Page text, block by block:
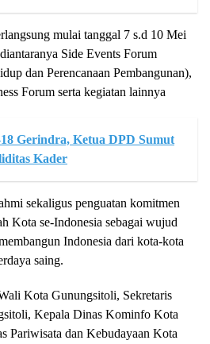
mulai tanggal 7 s.d 10 Mei
Side Events Forum
dan Perencanaan Pembangunan),
Forum serta kegiatan lainnya
Gerindra, Ketua DPD Sumut
Kader
sekaligus penguatan komitmen
Kota se-Indonesia sebagai wujud
Indonesia dari kota-kota
saing.
Kota Gunungsitoli, Sekretaris
Kepala Dinas Kominfo Kota
Pariwisata dan Kebudayaan Kota